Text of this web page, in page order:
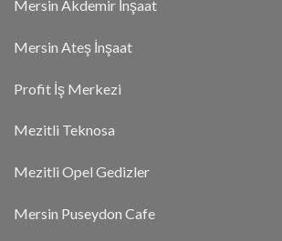
Mersin Akdemir İnşaat
Mersin Ateş İnşaat
Profit İş Merkezi
Mezitli Teknosa
Mezitli Opel Gedizler
Mersin Puseydon Cafe